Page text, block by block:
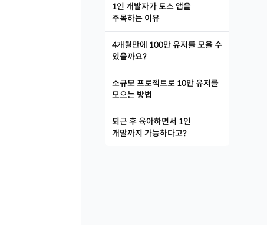
1인 개발자가 토스 앱을
주목하는 이유
4개월만에 100만 유저를 모을 수
있을까요?
소규모 프로젝트로 10만 유저를
모으는 방법
퇴근 후 육아하면서 1인
개발까지 가능하다고?